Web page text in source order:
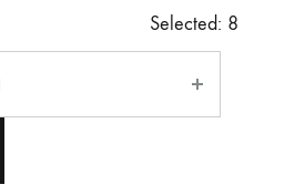
Selected: 8